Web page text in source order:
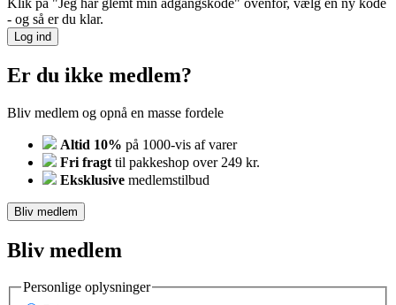
- og så er du klar.
Log ind
Er du ikke medlem?
Bliv medlem og opnå en masse fordele
Altid 10% på 1000-vis af varer
Fri fragt til pakkeshop over 249 kr.
Eksklusive medlemstilbud
Bliv medlem
Bliv medlem
Personlige oplysninger